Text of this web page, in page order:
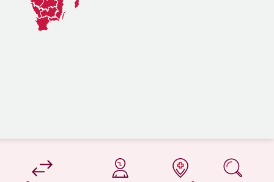
på 1177.se
på 1177.se
på 1177.se
på 1177.se